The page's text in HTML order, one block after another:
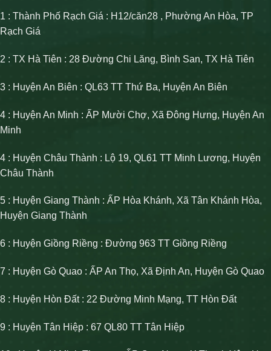
1 : Thành Phố Rạch Giá : H12/căn28 , Phường An Hòa, TP
Rạch Giá
2 : TX Hà Tiên : 28 Đường Chi Lăng, Bình San, TX Hà Tiên
3 : Huyện An Biên : QL63 TT Thứ Ba, Huyện An Biên
4 : Huyện An Minh : ẤP Mười Chợ, Xã Đông Hưng, Huyện An
Minh
4 : Huyện Châu Thành : Lộ 19, QL61 TT Minh Lương, Huyện
Châu Thành
5 : Huyện Giang Thành : ẤP Hòa Khánh, Xã Tân Khánh Hòa,
Huyện Giang Thành
6 : Huyện Giồng Riềng : Đường 963 TT Giồng Riềng
7 : Huyện Gò Quao : ẤP An Thọ, Xã Định An, Huyện Gò Quao
8 : Huyện Hòn Đất : 22 Đường Minh Mạng, TT Hòn Đất
9 : Huyện Tân Hiệp : 67 QL80 TT Tân Hiệp